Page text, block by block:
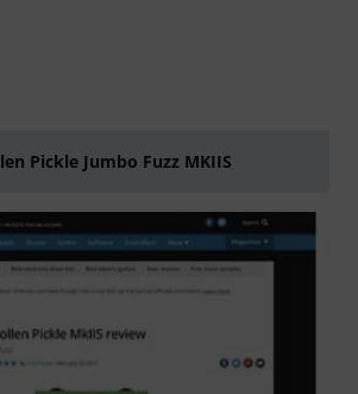
Pickle Jumbo Fuzz MKIIS